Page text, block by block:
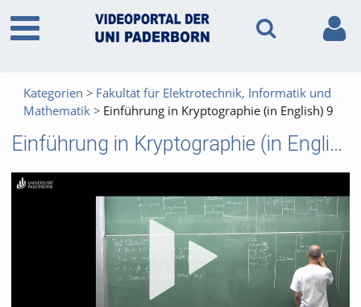
Kategorien
Fakultät für Elektrotechnik, Informatik und
Mathematik
Einführung in Kryptographie (in English) 9
Einführung in Kryptographie (in English) 9